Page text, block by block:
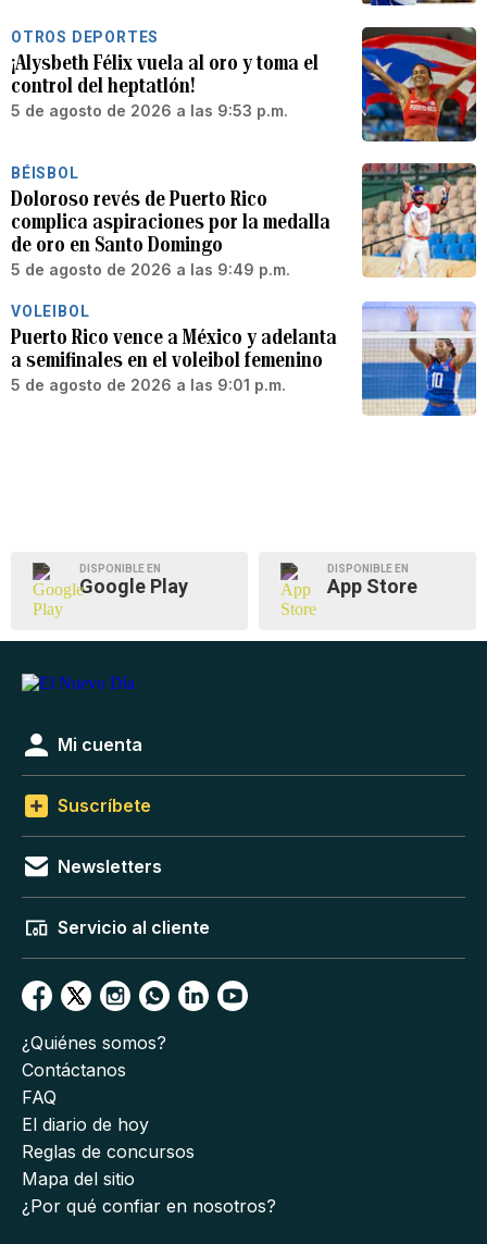
OTROS DEPORTES
¡Alysbeth Félix vuela al oro y toma el
control del heptatlón!
5 de agosto de 2026 a las 9:53 p.m.
BÉISBOL
Doloroso revés de Puerto Rico
complica aspiraciones por la medalla
de oro en Santo Domingo
5 de agosto de 2026 a las 9:49 p.m.
VOLEIBOL
Puerto Rico vence a México y adelanta
a semifinales en el voleibol femenino
5 de agosto de 2026 a las 9:01 p.m.
DISPONIBLE EN
Google Play
DISPONIBLE EN
App Store
Mi cuenta
Suscríbete
Newsletters
Servicio al cliente
¿Quiénes somos?
Contáctanos
FAQ
El diario de hoy
Reglas de concursos
Mapa del sitio
¿Por qué confiar en nosotros?